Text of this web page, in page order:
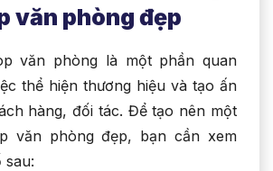
văn phòng đẹp
văn phòng là một phần quan
thể hiện thương hiệu và tạo ấn
hàng, đối tác. Để tạo nên một
văn phòng đẹp, bạn cần xem
sau: